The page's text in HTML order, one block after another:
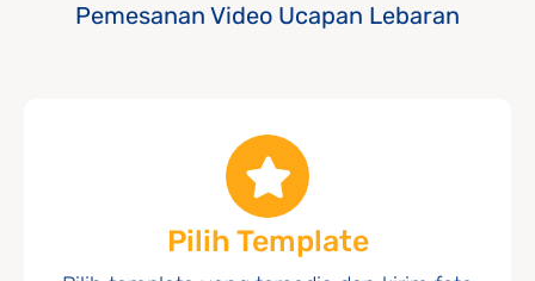
Pemesanan Video Ucapan Lebaran
Pilih Template